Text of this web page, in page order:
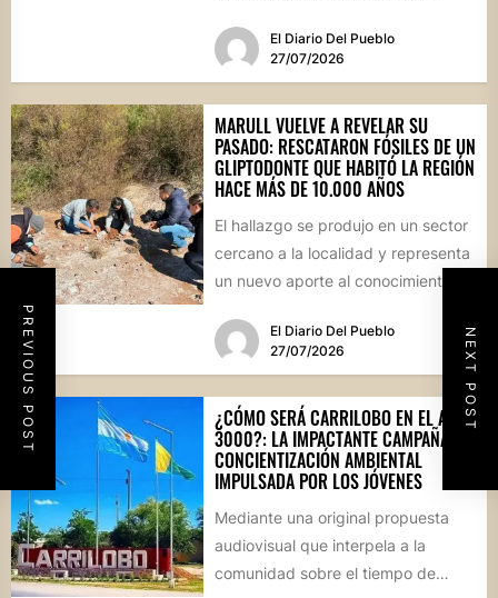
PREVIOUS POST NEXT POST
educativas,...El Diario Del Pueblo
27/07/2026
MARULL VUELVE A REVELAR SU
PASADO: RESCATARON FÓSILES DE UN
GLIPTODONTE QUE HABITÓ LA REGIÓN
HACE MÁS DE 10.000 AÑOS
El hallazgo se produjo en un sector
cercano a la localidad y representa
un nuevo aporte al conocimiento
El Diario Del Pueblo
27/07/2026
¿CÓMO SERÁ CARRILOBO EN EL AÑO
3000?: LA IMPACTANTE CAMPAÑA DE
CONCIENTIZACIÓN AMBIENTAL
IMPULSADA POR LOS JÓVENES
Mediante una original propuesta
audiovisual que interpela a la
comunidad sobre el tiempo de